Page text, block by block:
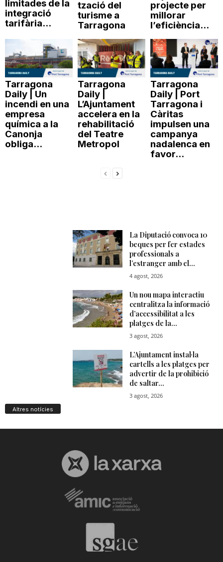
limitades de la
integració
tarifària...
tzació del
turisme a
Tarragona
projecte per
millorar
l’eficiència...
Tarragona
Daily | Un
incendi en una
empresa
química a la
Canonja
obliga...
Tarragona
Daily |
L’Ajuntament
accelera en la
rehabilitació
del Teatre
Metropol
Tarragona
Daily | Port
Tarragona i
Càritas
impulsen una
campanya
nadalenca en
favor...
Altres notícies